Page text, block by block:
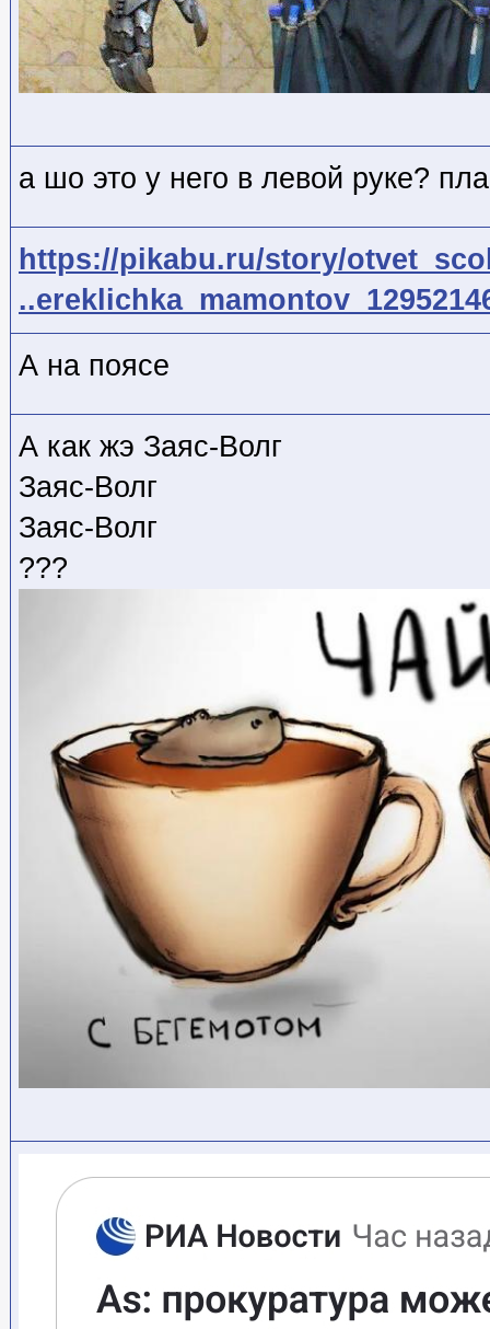
а шо это у него в левой руке?
https://pikabu.ru/story/
А на поясе
А как жэ Заяс-Волг
Заяс-Волг
Заяс-Волг
???